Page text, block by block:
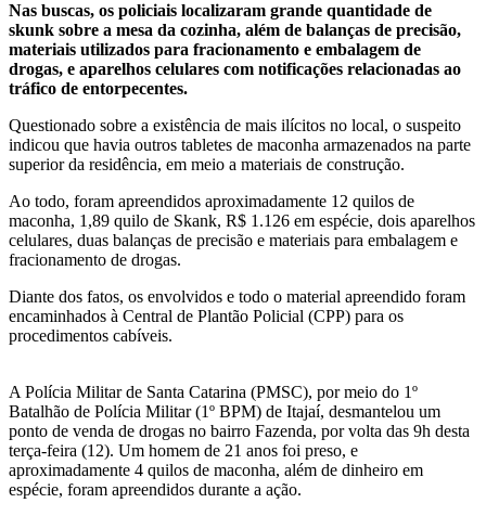
Nas buscas, os policiais localizaram grande quantidade de
skunk sobre a mesa da cozinha, além de balanças de precisão,
materiais utilizados para fracionamento e embalagem de
drogas, e aparelhos celulares com notificações relacionadas ao
tráfico de entorpecentes.
Questionado sobre a existência de mais ilícitos no local, o suspeito
indicou que havia outros tabletes de maconha armazenados na parte
superior da residência, em meio a materiais de construção.
Ao todo, foram apreendidos aproximadamente 12 quilos de
maconha, 1,89 quilo de Skank, R$ 1.126 em espécie, dois aparelhos
celulares, duas balanças de precisão e materiais para embalagem e
fracionamento de drogas.
Diante dos fatos, os envolvidos e todo o material apreendido foram
encaminhados à Central de Plantão Policial (CPP) para os
procedimentos cabíveis.
A Polícia Militar de Santa Catarina (PMSC), por meio do 1º
Batalhão de Polícia Militar (1º BPM) de Itajaí, desmantelou um
ponto de venda de drogas no bairro Fazenda, por volta das 9h desta
terça-feira (12). Um homem de 21 anos foi preso, e
aproximadamente 4 quilos de maconha, além de dinheiro em
espécie, foram apreendidos durante a ação.